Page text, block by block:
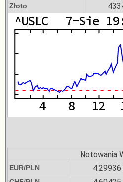
Złoto
Notowania
EUR/PLN 4.29936